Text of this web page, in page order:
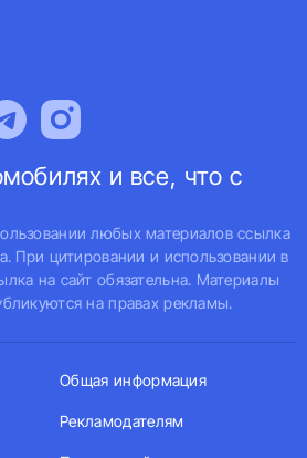
и все, что с
любых материалов ссылка
При цитировании и использовании в
на сайт обязательна. Материалы
на правах рекламы.
Общая информация
Рекламодателям